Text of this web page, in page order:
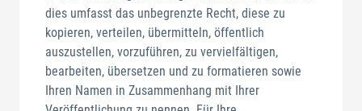
dies umfasst das unbegrenzte Recht, diese zu
kopieren, verteilen, übermitteln, öffentlich
auszustellen, vorzuführen, zu vervielfältigen,
bearbeiten, übersetzen und zu formatieren sowie
Ihren Namen in Zusammenhang mit Ihrer